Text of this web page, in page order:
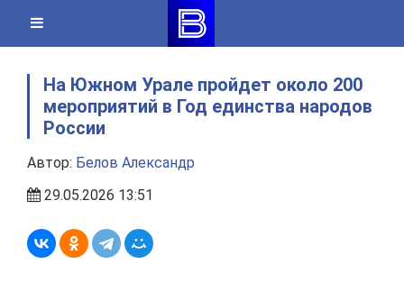
content
На Южном Урале пройдет около 200
мероприятий в Год единства народов
России
Автор: Белов Александр
29.05.2026 13:51